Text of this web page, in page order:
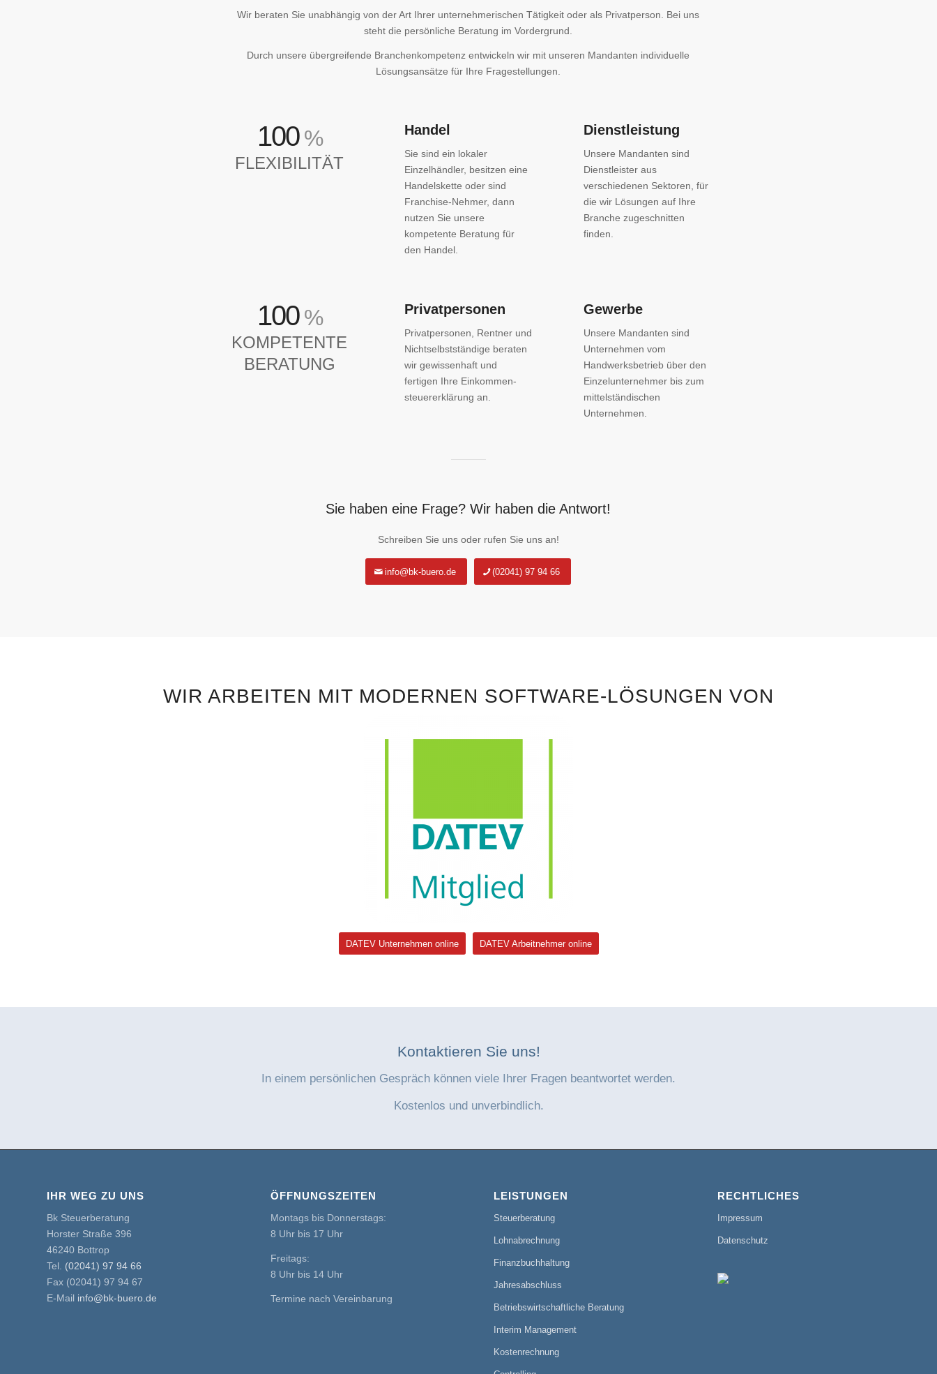
Wir beraten Sie unabhängig von der Art Ihrer unternehmerischen Tätigkeit oder als Privatperson. Bei uns
steht die persönliche Beratung im Vordergrund.
Durch unsere übergreifende Branchenkompetenz entwickeln wir mit unseren Mandanten individuelle
Lösungsansätze für Ihre Fragestellungen.
100%
FLEXIBILITÄT
Handel
Sie sind ein lokaler
Einzelhändler, besitzen eine
Handelskette oder sind
Franchise-Nehmer, dann
nutzen Sie unsere
kompetente Beratung für
den Handel.
Dienstleistung
Unsere Mandanten sind
Dienstleister aus
verschiedenen Sektoren, für
die wir Lösungen auf Ihre
Branche zugeschnitten
finden.
100%
KOMPETENTE
BERATUNG
Privatpersonen
Privatpersonen, Rentner und
Nichtselbstständige beraten
wir gewissenhaft und
fertigen Ihre Ein­kommen­
steuer­er­klärung an.
Gewerbe
Unsere Mandanten sind
Unternehmen vom
Handwerksbetrieb über den
Einzelunternehmer bis zum
mittelständischen
Unternehmen.
Sie haben eine Frage? Wir haben die Antwort!
Schreiben Sie uns oder rufen Sie uns an!
info@bk-buero.de (02041) 97 94 66
WIR ARBEITEN MIT MODERNEN SOFTWARE-LÖSUNGEN VON
DATEV Unternehmen online DATEV Arbeitnehmer online
Kontaktieren Sie uns!
In einem persönlichen Gespräch können viele Ihrer Fragen beantwortet werden.
Kostenlos und unverbindlich.
IHR WEG ZU UNS
Bk Steuerberatung
Horster Straße 396
46240 Bottrop
Tel. (02041) 97 94 66
Fax (02041) 97 94 67
E-Mail info@bk-buero.de
ÖFFNUNGSZEITEN
Montags bis Donnerstags:
8 Uhr bis 17 Uhr
Freitags:
8 Uhr bis 14 Uhr
Termine nach Vereinbarung
LEISTUNGEN
Steuerberatung
Lohnabrechnung
Finanzbuchhaltung
Jahresabschluss
Betriebswirtschaftliche Beratung
Interim Management
Kostenrechnung
RECHTLICHES
Impressum
Datenschutz